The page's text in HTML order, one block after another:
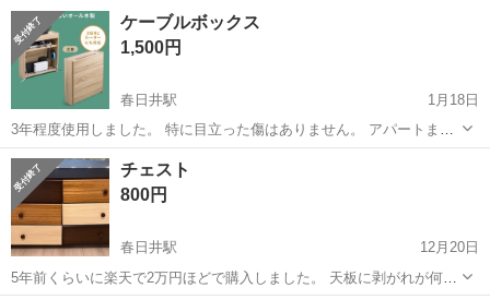
サイズ φ600 高さ400
愛知 春日井市 春日井駅
ケーブルボックス
1,500円
春日井駅
1月18日
3年程度使用しました。 特に目立った傷はありません。 アパートまで
受け取りに来てくださる方優先致します。
愛知 日進市 春日井駅
チェスト
800円
春日井駅
12月20日
5年前くらいに楽天で2万円ほどで購入しました。 天板に剥がれが何ヶ